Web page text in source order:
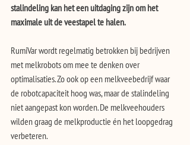
stalindeling kan het een uitdaging zijn om het
maximale uit de veestapel te halen.
RumiVar wordt regelmatig betrokken bij bedrijven
met melkrobots om mee te denken over
optimalisaties. Zo ook op een melkveebedrijf waar
de robotcapaciteit hoog was, maar de stalindeling
niet aangepast kon worden. De melkveehouders
wilden graag de melkproductie én het loopgedrag
verbeteren.